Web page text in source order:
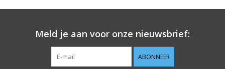
Cadeaubonnen
Guy's blogMeld je aan voor onze nieuwsbrief:
ABONNEER